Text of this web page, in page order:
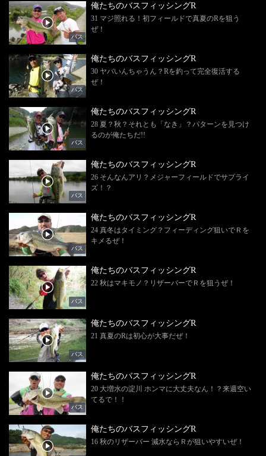
バス
俺たちのバスフィッシングR
31 マジ照れる！初フィールドで真夏のRを狙う
ぜ！
バス
俺たちのバスフィッシングR
30 ヤバいんちゃうん？Rを釣って完全復活する
ぜ！
バス
俺たちのバスフィッシングR
28 夏？秋？それとも「なき」？パターンを見つけ
るのが俺たちだ!!
バス
俺たちのバスフィッシングR
26 そんなんアリ？メジャーフィールドでサプライ
ズ！？
バス
俺たちのバスフィッシングR
24 真冬はタイミング？フィーディング狙いでＲを
キメるぜ！
バス
俺たちのバスフィッシングR
22 秋はマキモノ？リザーバーでＲを狙うぜ！
バス
俺たちのバスフィッシングR
21 真夏のRは初心が大事だぜ！
バス
俺たちのバスフィッシングR
20 大増水の淀川 ホンマに大丈夫なん！？来週空い
てるで！！
俺たちのバスフィッシングR
16 秋のリザーバー 減水ならＲが狙いやすいぜ！